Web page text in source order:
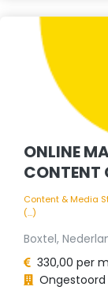
ONLINE
CONTENT
Content & Media
(...)
Boxtel,
330,00 per
Ongestoord